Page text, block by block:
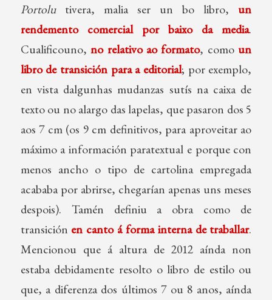
Portolutivera, malia ser un bo libro, un
rendemento comercial por baixo da media.
Cualificouno,no relativo ao formato, como un
libro de transición para a editorial; por exemplo,
en vista dalgunhas mudanzas sutís na caixa de
texto ou no alargo das lapelas, que pasaron dos 5
aos 7 cm (os 9 cm definitivos, para aproveitar ao
máximo a información paratextual e porque con
menos ancho o tipo de cartolina empregada
acababa por abrirse, chegarían apenas uns meses
despois). Tamén definiu a obra como de
transición en canto á forma interna de traballar.
Mencionou que á altura de 2012 aínda non
estaba debidamente resolto o libro de estilo ou
que, a diferenza dos últimos 7 ou 8 anos, aínda